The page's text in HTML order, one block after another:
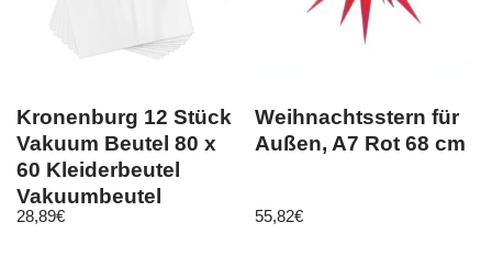
Kronenburg 12 Stück
Vakuum Beutel 80 x
60 Kleiderbeutel
Vakuumbeutel
28,89€
Weihnachtsstern für
Außen, A7 Rot 68 cm
55,82€